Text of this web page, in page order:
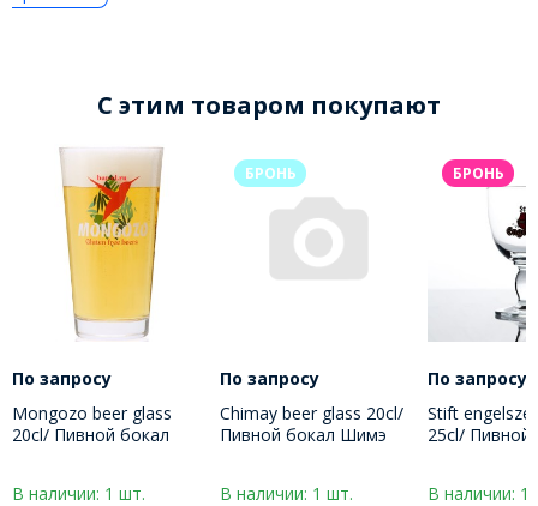
C этим товаром покупают
По запросу
Mongozo beer glass
20cl/ Пивной бокал
В наличии: 1 шт.
БРОНЬ
По запросу
Chimay beer glass 20cl/
Пивной бокал Шимэ
В наличии: 1 шт.
БРОНЬ
По запросу
Stift
25cl/ Пивной
В наличии: 1